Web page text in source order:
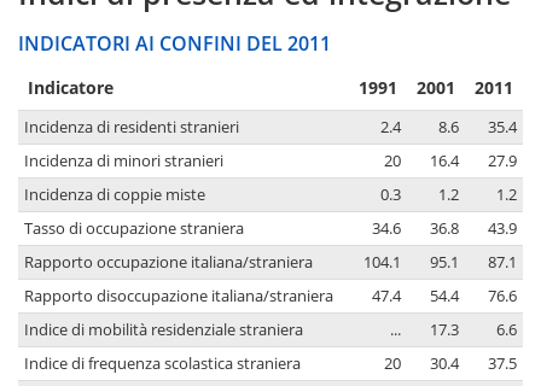
INDICATORI AI CONFINI DEL 2011
Indicatore 1991 2001 2011
Incidenza di residenti stranieri 2.4 8.6
35.4
Incidenza di minori stranieri
20 16.4
27.9
Incidenza di coppie miste
0.3 1.2
1.2
Tasso di occupazione straniera
34.6 36.8
43.9
Rapporto occupazione italiana/straniera
104.1 95.1
87.1
Rapporto disoccupazione italiana/straniera
47.4 54.4
76.6
Indice di mobilità residenziale straniera
... 17.3
6.6
Indice di frequenza scolastica straniera
20 30.4
37.5